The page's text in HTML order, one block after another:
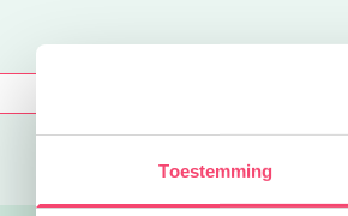
Toestemming